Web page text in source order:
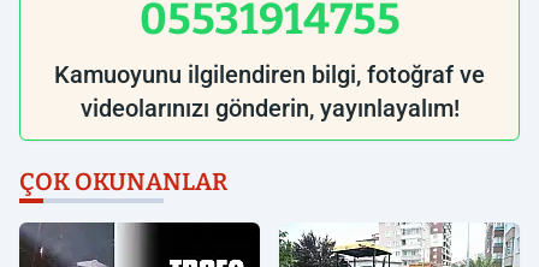
05531914755
Kamuoyunu ilgilendiren bilgi, fotoğraf ve
videolarınızı gönderin, yayınlayalım!
ÇOK OKUNANLAR